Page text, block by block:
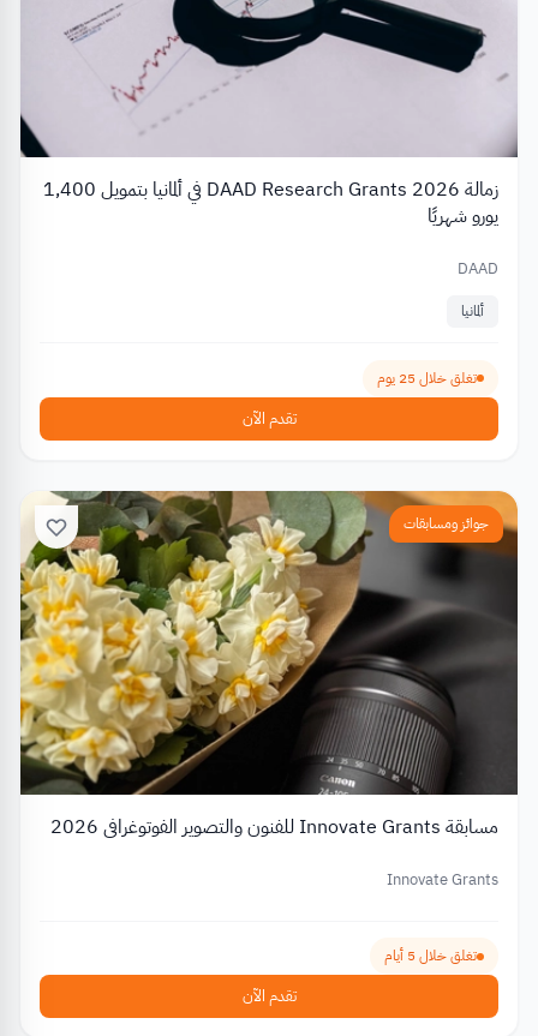
زمالة DAAD Research Grants 2026 في ألمانيا بتمويل 1,400
يورو شهريًا
DAAD
ألمانيا
تغلق خلال 25 يوم
تقدم الآن
جوائز ومسابقات
مسابقة Innovate Grants للفنون والتصوير الفوتوغرافي 2026
Innovate Grants
تغلق خلال 5 أيام
تقدم الآن